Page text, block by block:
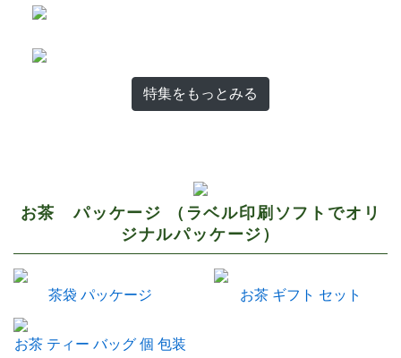
特集をもっとみる
お茶 パッケージ （ラベル印刷ソフトでオリ
ジナルパッケージ）
茶袋 パッケージ お茶 ギフト セット
お茶 ティー バッグ 個 包装